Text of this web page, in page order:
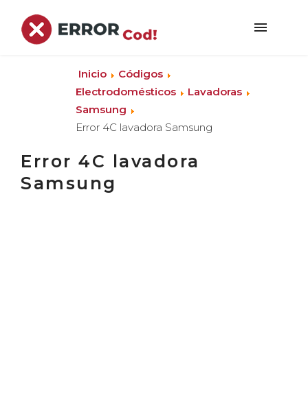
Inicio
Códigos
Electrodomésticos
Lavadoras
Samsung
Error 4C lavadora Samsung
Error 4C lavadora
Samsung